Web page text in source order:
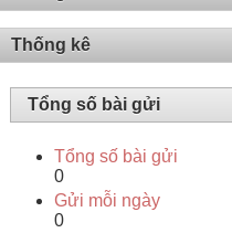
Thống kê
Tổng số bài gửi
Tổng số bài gửi
0
Gửi mỗi ngày
0